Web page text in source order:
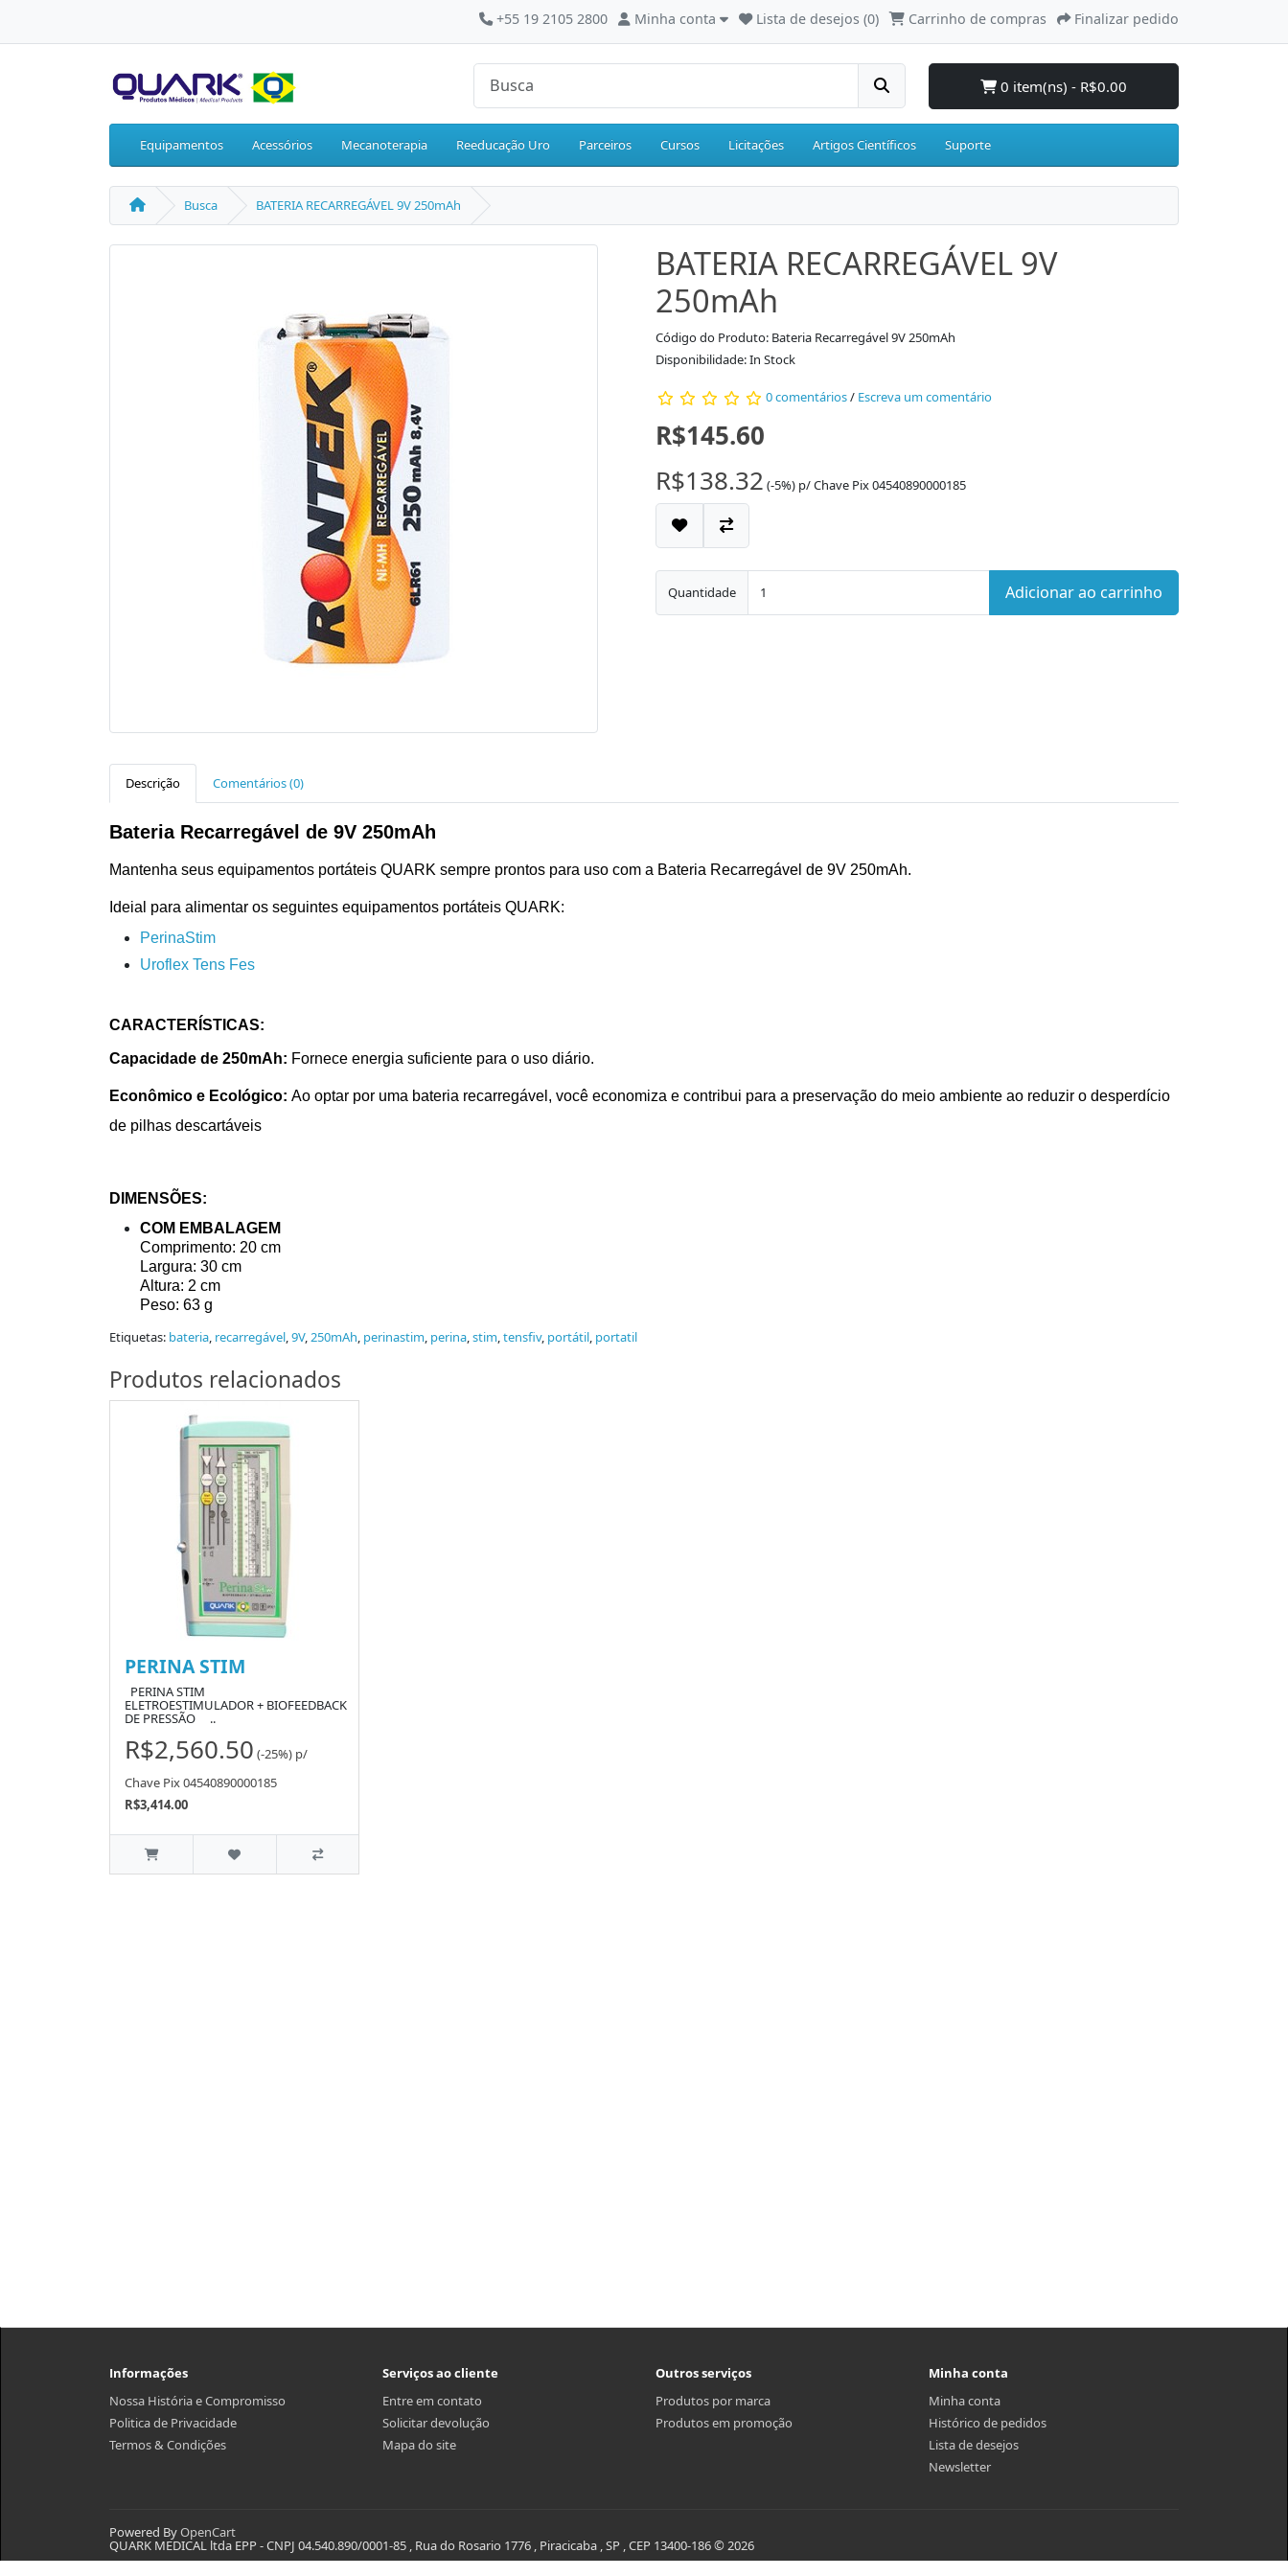
+55 19 2105 2800 Minha conta Lista de desejos (0) Carrinho de compras Finalizar pedido
0 item(ns) - R$0.00
Equipamentos Acessórios Mecanoterapia Reeducação Uro Parceiros Cursos Licitações Artigos Científicos Suporte
Busca BATERIA RECARREGÁVEL 9V 250mAh
BATERIA RECARREGÁVEL 9V
250mAh
Código do Produto: Bateria Recarregável 9V 250mAh
Disponibilidade: In Stock
0 comentários/ Escreva um comentário
R$145.60
R$138.32 (-5%) p/Chave Pix 04540890000185
Quantidade Adicionar ao carrinho
Descrição Comentários (0)
Bateria Recarregável de 9V 250mAh
Mantenha seus equipamentos portáteis QUARK sempre prontos para uso com a Bateria Recarregável de 9V 250mAh.
Ideial para alimentar os seguintes equipamentos portáteis QUARK:
PerinaStim
Uroflex Tens Fes
CARACTERÍSTICAS:
Capacidade de 250mAh: Fornece energia suficiente para o uso diário.
Econômico e Ecológico: Ao optar por uma bateria recarregável, você economiza e contribui para a preservação do meio ambiente ao reduzir o desperdício
de pilhas descartáveis
DIMENSÕES:
COM EMBALAGEM
Comprimento: 20 cm
Largura: 30 cm
Altura: 2 cm
Peso: 63 g
Etiquetas: bateria, recarregável,9V,250mAh, perinastim, perina,stim,tensfiv, portátil, portatil
Produtos relacionados
PERINA STIM
PERINA STIM
ELETROESTIMULADOR + BIOFEEDBACK
DE PRESSÃO ..
R$2,560.50 (-25%) p/
Chave Pix 04540890000185
R$3,414.00
Informações
Nossa História e Compromisso
Politica de Privacidade
Termos & Condições
Serviços ao cliente
Entre em contato
Solicitar devolução
Mapa do site
Outros serviços
Produtos por marca
Produtos em promoção
Minha conta
Minha conta
Histórico de pedidos
Lista de desejos
Newsletter
Powered ByOpenCart
QUARK MEDICAL ltda EPP - CNPJ 04.540.890/0001-85 , Rua do Rosario 1776 , Piracicaba , SP , CEP 13400-186 © 2026